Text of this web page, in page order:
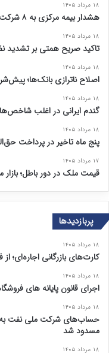
۱۸ مرداد ۱۴۰۵
هشدار بیمه مرکزی به ۸ شرکت بیمه‌ای؛ اصلاح نکنید، تعلیق می‌شوید
۱۸ مرداد ۱۴۰۵
تاکید صریح همتی بر تشدید
۱۸ مرداد ۱۴۰۵
اصلاح ناترازی بانک‌ها؛
۱۸ مرداد ۱۴۰۵
گندم ایرانی در اغلب
۱۸ مرداد ۱۴۰۵
پنج ماه تاخیر در پرداخت
۱۷ مرداد ۱۴۰۵
قیمت ملک در دور باطل؛
پربازدیدها
۱۸ مرداد ۱۴۰۵
کارت‌های بازرگانی اجاره‌ای؛
۱۸ مرداد ۱۴۰۵
اجرای قانون پایانه های
۱۸ مرداد ۱۴۰۵
حساب‌های شرکت ملی نفت
مسدود شد
۱۸ مرداد ۱۴۰۵